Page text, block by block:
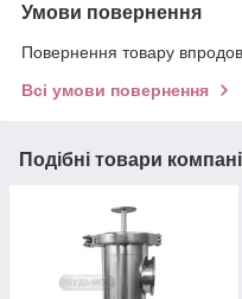
Умови повернення
Повернення товару
Всі умови повернення
Подібні товари